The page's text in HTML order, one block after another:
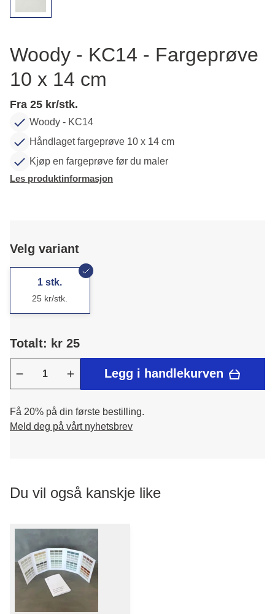
Woody - KC14 - Fargeprøve
10 x 14 cm
Fra 25 kr/stk.
Woody - KC14
Håndlaget fargeprøve 10 x 14 cm
Kjøp en fargeprøve før du maler
Les produktinformasjon
Velg variant
1 stk.
25 kr/stk.
Totalt: kr 25
Legg i handlekurven
Få 20% på din første bestilling.
Meld deg på vårt nyhetsbrev
Du vil også kanskje like